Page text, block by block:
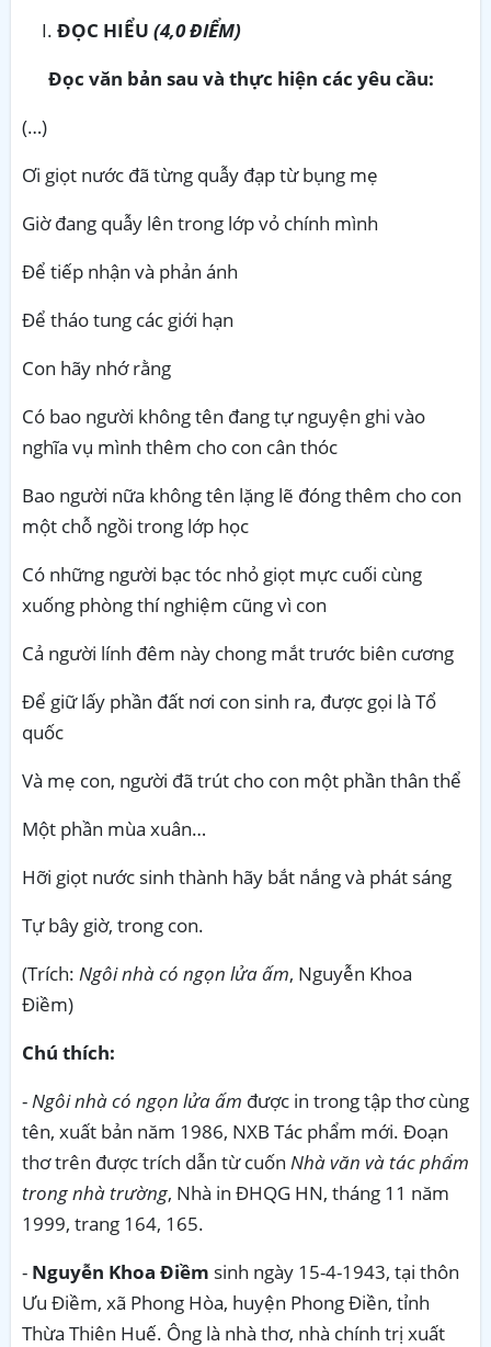
ĐỌC HIỂU (4,0 ĐIỂM)
Đọc văn bản sau và thực hiện các yêu cầu:
(…)
Ơi giọt nước đã từng quẫy đạp từ bụng mẹ
Giờ đang quẫy lên trong lớp vỏ chính mình
Để tiếp nhận và phản ánh
Để tháo tung các giới hạn
Con hãy nhớ rằng
Có bao người không tên đang tự nguyện ghi vào
nghĩa vụ mình thêm cho con cân thóc
Bao người nữa không tên lặng lẽ đóng thêm cho con
một chỗ ngồi trong lớp học
Có những người bạc tóc nhỏ giọt mực cuối cùng
xuống phòng thí nghiệm cũng vì con
Cả người lính đêm này chong mắt trước biên cương
Để giữ lấy phần đất nơi con sinh ra, được gọi là Tổ
quốc
Và mẹ con, người đã trút cho con một phần thân thể
Một phần mùa xuân…
Hỡi giọt nước sinh thành hãy bắt nắng và phát sáng
Tự bây giờ, trong con.
(Trích: Ngôi nhà có ngọn lửa ấm, Nguyễn Khoa
Điềm)
Chú thích:
-Ngôi nhà có ngọn lửa ấm được in trong tập thơ cùng
tên, xuất bản năm 1986, NXB Tác phẩm mới. Đoạn
thơ trên được trích dẫn từ cuốn Nhà văn và tác phẩm
trong nhà trường, Nhà in ĐHQG HN, tháng 11 năm
1999, trang 164, 165.
- Nguyễn Khoa Điềm sinh ngày 15-4-1943, tại thôn
Ưu Điềm, xã Phong Hòa, huyện Phong Điền, tỉnh
Thừa Thiên Huế. Ông là nhà thơ, nhà chính trị xuất